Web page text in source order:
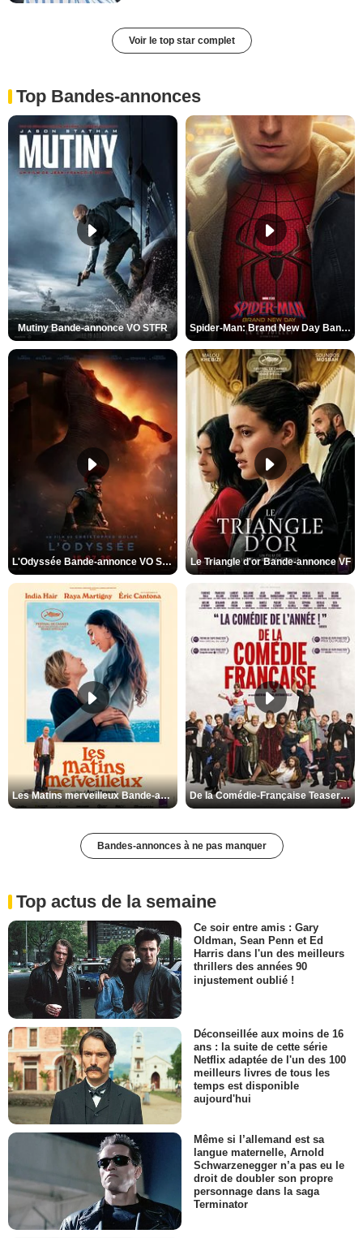
Voir le top star complet
Top Bandes-annonces
Mutiny Bande-annonce VO STFR Spider-Man: Brand New Day Bande-annonce VO STFR
L'Odyssée Bande-annonce VO STFR Le Triangle d'or Bande-annonce VF
Les Matins merveilleux Bande-annonce VF De la Comédie-Française Teaser VF
Bandes-annonces à ne pas manquer
Top actus de la semaine
Ce soir entre amis : Gary
Oldman, Sean Penn et Ed
Harris dans l'un des meilleurs
thrillers des années 90
injustement oublié !
Déconseillée aux moins de 16
ans : la suite de cette série
Netflix adaptée de l'un des 100
meilleurs livres de tous les
temps est disponible
aujourd'hui
Même si l’allemand est sa
langue maternelle, Arnold
Schwarzenegger n’a pas eu le
droit de doubler son propre
personnage dans la saga
Terminator